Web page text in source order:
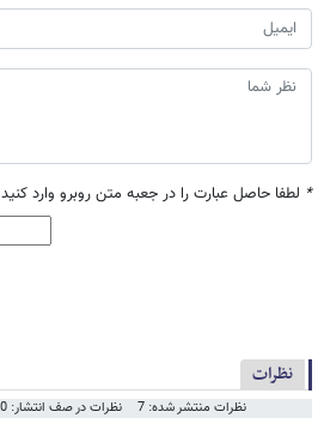
* لطفا حاصل عبارت را در جعبه متن روبرو وارد کنید
نظرات
نظرات منتشر شده: 7 نظرات در صف انتشار: 0